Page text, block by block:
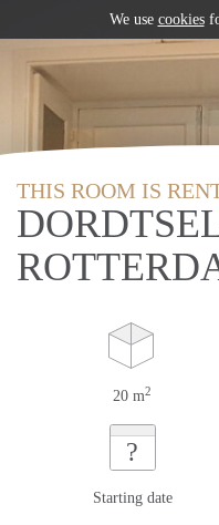
THIS ROOM IS
20 m2
?
Starting date
We use cookies